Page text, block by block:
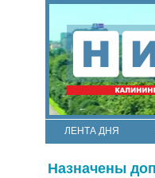
ЛЕНТА ДНЯ
Назначены